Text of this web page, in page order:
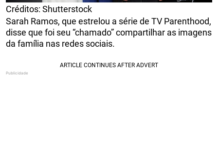
Créditos: Shutterstock
Sarah Ramos, que estrelou a série de TV Parenthood,
disse que foi seu “chamado” compartilhar as imagens
da família nas redes sociais.